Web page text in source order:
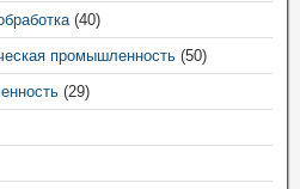
(40)
промышленность (50)
(29)